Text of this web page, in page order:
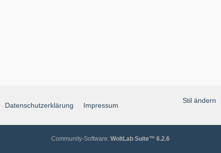
Stil ändern
Datenschutzerklärung Impressum
Community-Software: WoltLab Suite™ 6.2.6